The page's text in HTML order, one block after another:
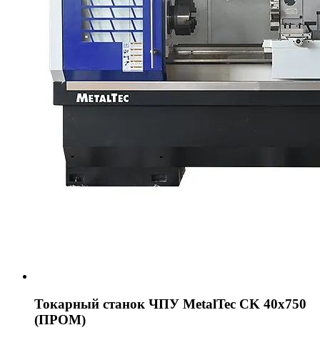
Токарный станок ЧПУ MetalTec CK 40x750
(ПРОМ)